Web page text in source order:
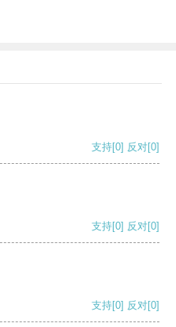
支持[0] 反对[0]
支持[0] 反对[0]
支持[0] 反对[0]